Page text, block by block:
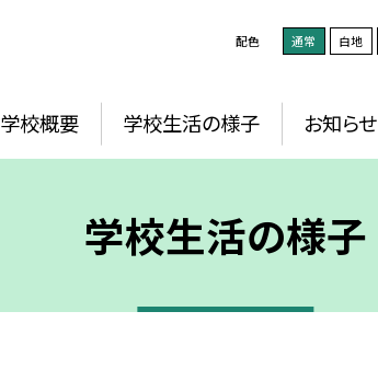
配色 通常 白地
学校概要 学校生活の様子 お知らせ
学校生活の様子